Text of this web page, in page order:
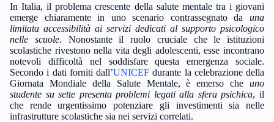
In Italia, il problema crescente della salute mentale tra i giovani
emerge chiaramente in uno scenario contrassegnato da una
limitata accessibilità ai servizi dedicati al supporto psicologico
nelle scuole. Nonostante il ruolo cruciale che le istituzioni
scolastiche rivestono nella vita degli adolescenti, esse incontrano
notevoli difficoltà nel soddisfare questa emergenza sociale.
Secondo i dati forniti dall’UNICEF durante la celebrazione della
Giornata Mondiale della Salute Mentale, è emerso che uno
studente su sette presenta problemi legati alla sfera psichica, il
che rende urgentissimo potenziare gli investimenti sia nelle
infrastrutture scolastiche sia nei servizi correlati.